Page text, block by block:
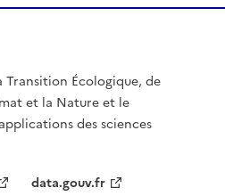
Écologique, de
et la Nature et le
des sciences
data.gouv.fr